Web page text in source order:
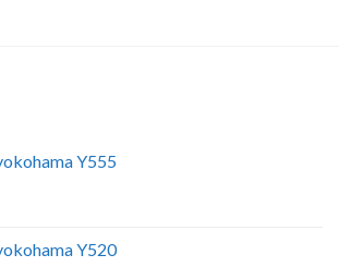
Y555
Y520